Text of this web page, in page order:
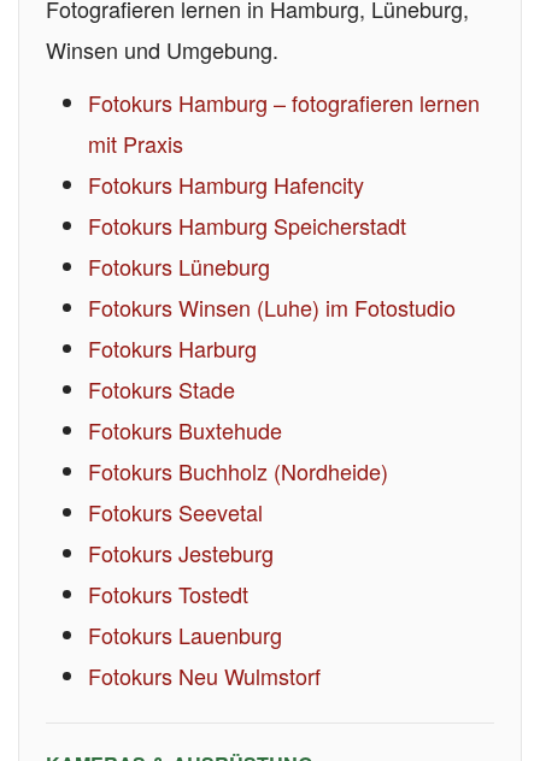
Fotografieren lernen in Hamburg, Lüneburg,
Winsen und Umgebung.
Fotokurs Hamburg – fotografieren lernen
mit Praxis
Fotokurs Hamburg Hafencity
Fotokurs Hamburg Speicherstadt
Fotokurs Lüneburg
Fotokurs Winsen (Luhe) im Fotostudio
Fotokurs Harburg
Fotokurs Stade
Fotokurs Buxtehude
Fotokurs Buchholz (Nordheide)
Fotokurs Seevetal
Fotokurs Jesteburg
Fotokurs Tostedt
Fotokurs Lauenburg
Fotokurs Neu Wulmstorf